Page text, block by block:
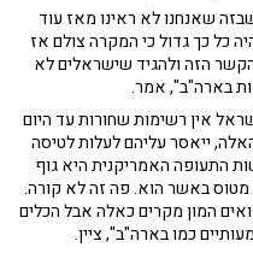
שאנחנו לא ראינו מאז עוד
כל כך גדול כי המקרה צולם אז
הזה ולהגיד שישראלים לא
בארה"ב", אמר.
אין רשימות שחורות עד היום
ייאסר עליהם לעלות לטיסה
התעופה האמריקנית היא גוף
באשר הוא. פה זה לא קורה.
המון מקרים כאלה אבל הכלים
כמו בארה"ב", ציין.